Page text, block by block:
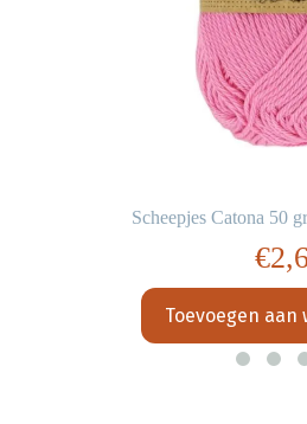
Scheepjes Catona 50
€
Toevoegen aan